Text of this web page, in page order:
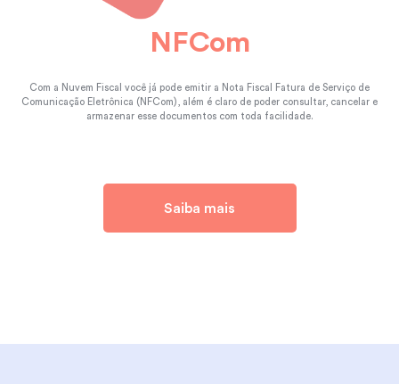
NFCom
Com a Nuvem Fiscal você já pode emitir a Nota Fiscal Fatura de Serviço de
Comunicação Eletrônica (NFCom), além é claro de poder consultar, cancelar e
armazenar esse documentos com toda facilidade.
Saiba mais